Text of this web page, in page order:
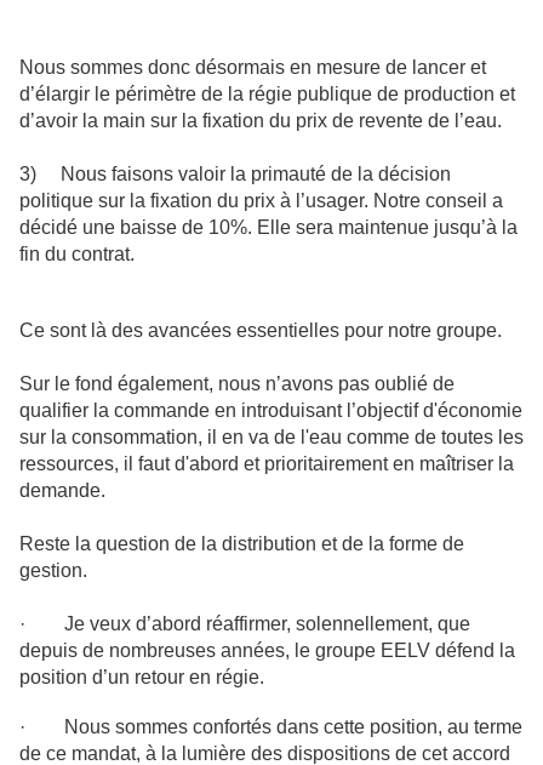
Nous sommes donc désormais en mesure de lancer et
d’élargir le périmètre de la régie publique de production et
d’avoir la main sur la fixation du prix de revente de l’eau.
3) Nous faisons valoir la primauté de la décision
politique sur la fixation du prix à l’usager. Notre conseil a
décidé une baisse de 10%. Elle sera maintenue jusqu’à la
fin du contrat.
Ce sont là des avancées essentielles pour notre groupe.
Sur le fond également, nous n’avons pas oublié de
qualifier la commande en introduisant l’objectif d'économie
sur la consommation, il en va de l'eau comme de toutes les
ressources, il faut d'abord et prioritairement en maîtriser la
demande.
Reste la question de la distribution et de la forme de
gestion.
· Je veux d’abord réaffirmer, solennellement, que
depuis de nombreuses années, le groupe EELV défend la
position d’un retour en régie.
· Nous sommes confortés dans cette position, au terme
de ce mandat, à la lumière des dispositions de cet accord